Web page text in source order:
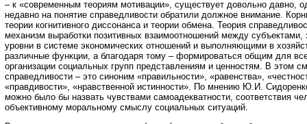
– к «современным теориям мотивации», существует довольно давно,
недавно на понятие справедливости обратили должное внимание.
теории когнитивного диссонанса и теории обмена. Теория
механизм выработки позитивных взаимоотношений между
уровни в системе экономических отношений и выполняющими в
различные функции, а благодаря тому – формироваться общим для
организации социальных групп представлениям и ценностям. В этом
справедливости – это синоним «правильности», «равенства»,
«правдивости», «нравственной истинности». По мнению Ю.И.
можно было бы назвать чувствами самоадекватности, соответствия
объективному моральному смыслу социальных ситуаций.